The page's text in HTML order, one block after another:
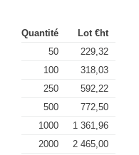
Quantité
Lot €ht
50
229,32
100
318,03
250
592,22
500
772,50
1000
1 361,96
2000
2 465,00